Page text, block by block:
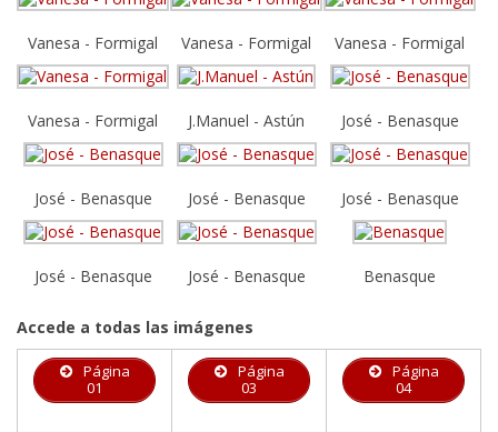
Vanesa - Formigal Vanesa - Formigal Vanesa - Formigal
Vanesa - Formigal J.Manuel - Astún José - Benasque
José - Benasque José - Benasque José - Benasque
José - Benasque José - Benasque Benasque
Accede a todas las imágenes
Página
01
Página
03
Página
04